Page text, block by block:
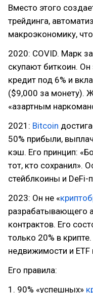
Вместо этого
трейдинга,
макроэкономику,
2020: COVID. Марк
скупают биткоин. Он
кредит под 6% и
($9,000 за монету).
«азартным
2021: Bitcoin
50% прибыли,
кэш. Его принцип:
тот, кто сохранил».
стейблкоины и DeFi-
2023: Он не «
разрабатывающего
контрактов. Его
только 20% в
недвижимости и ETF
Его правила:
1. 90% «успешных»